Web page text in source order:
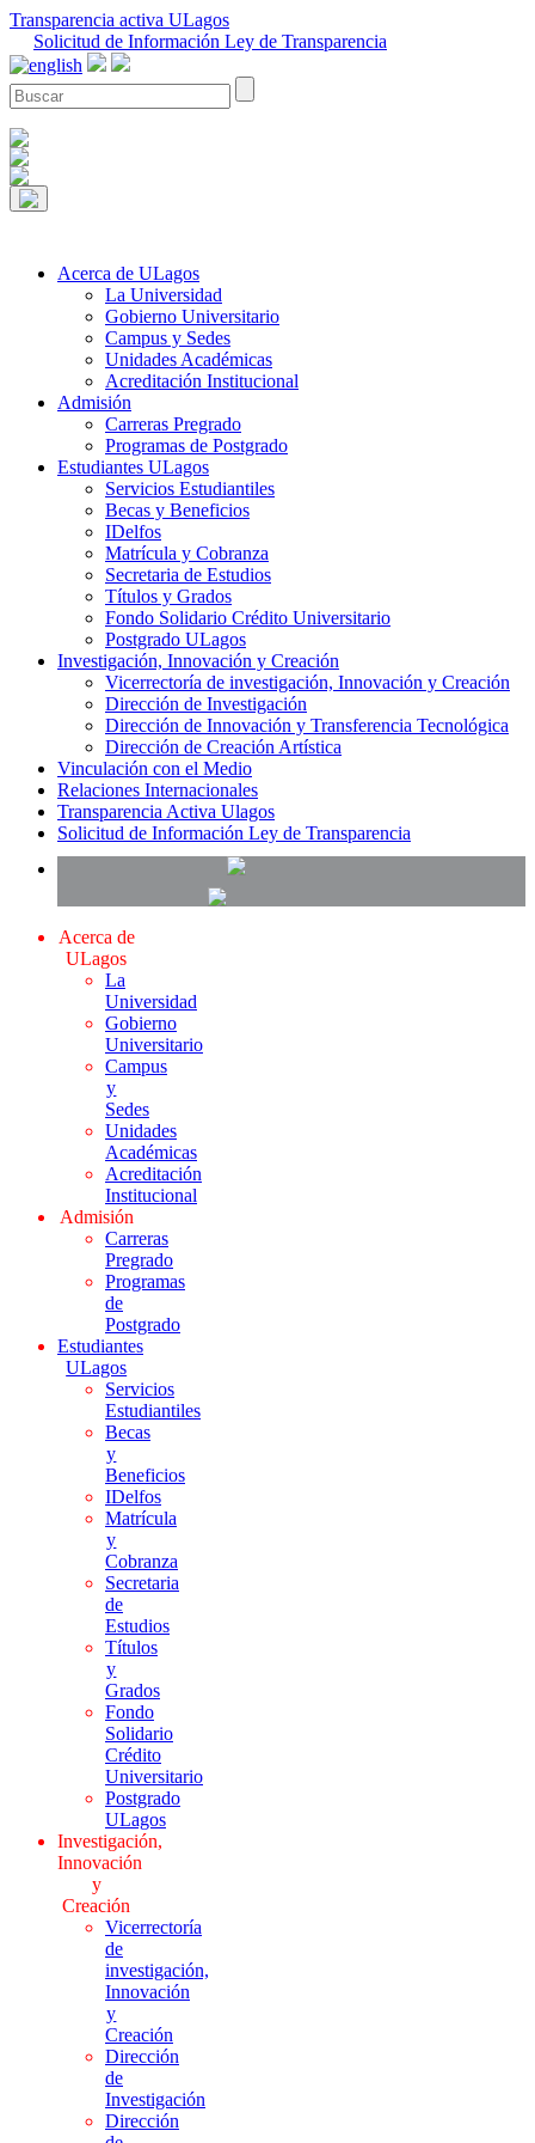
Transparencia activa ULagos
Solicitud de Información Ley de Transparencia
Acerca de ULagos
La Universidad
Gobierno Universitario
Campus y Sedes
Unidades Académicas
Acreditación Institucional
Admisión
Carreras Pregrado
Programas de Postgrado
Estudiantes ULagos
Servicios Estudiantiles
Becas y Beneficios
IDelfos
Matrícula y Cobranza
Secretaria de Estudios
Títulos y Grados
Fondo Solidario Crédito Universitario
Postgrado ULagos
Investigación, Innovación y Creación
Vicerrectoría de investigación, Innovación y Creación
Dirección de Investigación
Dirección de Innovación y Transferencia Tecnológica
Dirección de Creación Artística
Vinculación con el Medio
Relaciones Internacionales
Transparencia Activa Ulagos
Solicitud de Información Ley de Transparencia
Acerca de
ULagos
La
Universidad
Gobierno
Universitario
Campus
y
Sedes
Unidades
Académicas
Acreditación
Institucional
Admisión
Carreras
Pregrado
Programas
de
Postgrado
Estudiantes
ULagos
Servicios
Estudiantiles
Becas
y
Beneficios
IDelfos
Matrícula
y
Cobranza
Secretaria
de
Estudios
Títulos
y
Grados
Fondo
Solidario
Crédito
Universitario
Postgrado
ULagos
Investigación,
Innovación
y
Creación
Vicerrectoría
de
investigación,
Innovación
y
Creación
Dirección
de
Investigación
Dirección